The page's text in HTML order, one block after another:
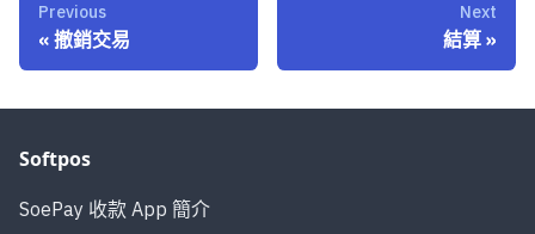
Previous
« 撤銷交易
Next
結算 »
Softpos
SoePay 收款 App 簡介